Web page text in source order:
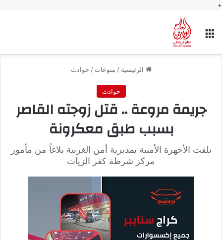
+
القائمة
الرئيسية / منوعات / حوادث
حوادث
جريمة مروعة .. قتل زوجته القاصر
بسبب طبق معكرونة
تلقت الأجهزة الأمنية بمديرية أمن الغربية بلاغاً من مأمور
مركز شرطة كفر الزيات